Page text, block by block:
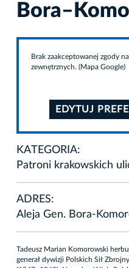
Brak zaakceptowanej zgody
zewnętrznych. (Mapa Google)
EDYTUJ
KATEGORIA:
Patroni krakowskich
ADRES:
Aleja Gen. Bora-
Tadeusz Marian Komorowski
generał dywizji Polskich Sił